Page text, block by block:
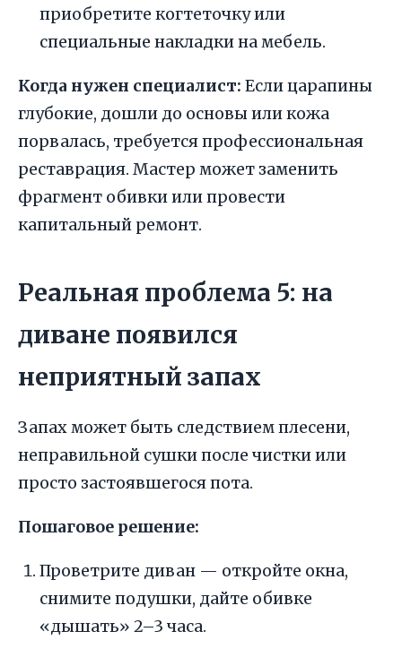
приобретите когтеточку или
специальные накладки на мебель.
Когда нужен специалист: Если царапины
глубокие, дошли до основы или кожа
порвалась, требуется профессиональная
реставрация. Мастер может заменить
фрагмент обивки или провести
капитальный ремонт.
Реальная проблема 5: на
диване появился
неприятный запах
Запах может быть следствием плесени,
неправильной сушки после чистки или
просто застоявшегося пота.
Пошаговое решение:
Проветрите диван — откройте окна,
снимите подушки, дайте обивке
«дышать» 2–3 часа.